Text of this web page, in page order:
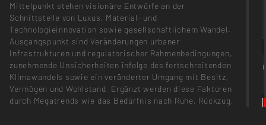
Mittelpunkt stehen visionäre Entwürfe an der
Schnittstelle von Luxus, Material- und
Technologieinnovation sowie gesellschaftlichem Wandel.
Ausgangspunkt sind Veränderungen urbaner
Infrastrukturen und regulatorischer Rahmenbedingungen,
zunehmende Unsicherheiten infolge des fortschreitenden
Klimawandels sowie ein veränderter Umgang mit Besitz,
Vermögen und Wohlstand. Ergänzt werden diese Faktoren
durch Megatrends wie das Bedürfnis nach Ruhe, Rückzug,